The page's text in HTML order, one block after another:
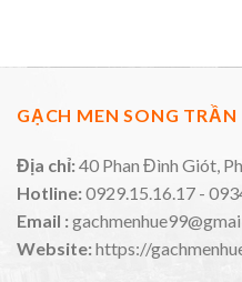
GẠCH MEN SONG TRẦN
Địa chỉ:40 Phan Đình Giót,
Hotline:0929.15.16.17 -
Email :
Website:https://